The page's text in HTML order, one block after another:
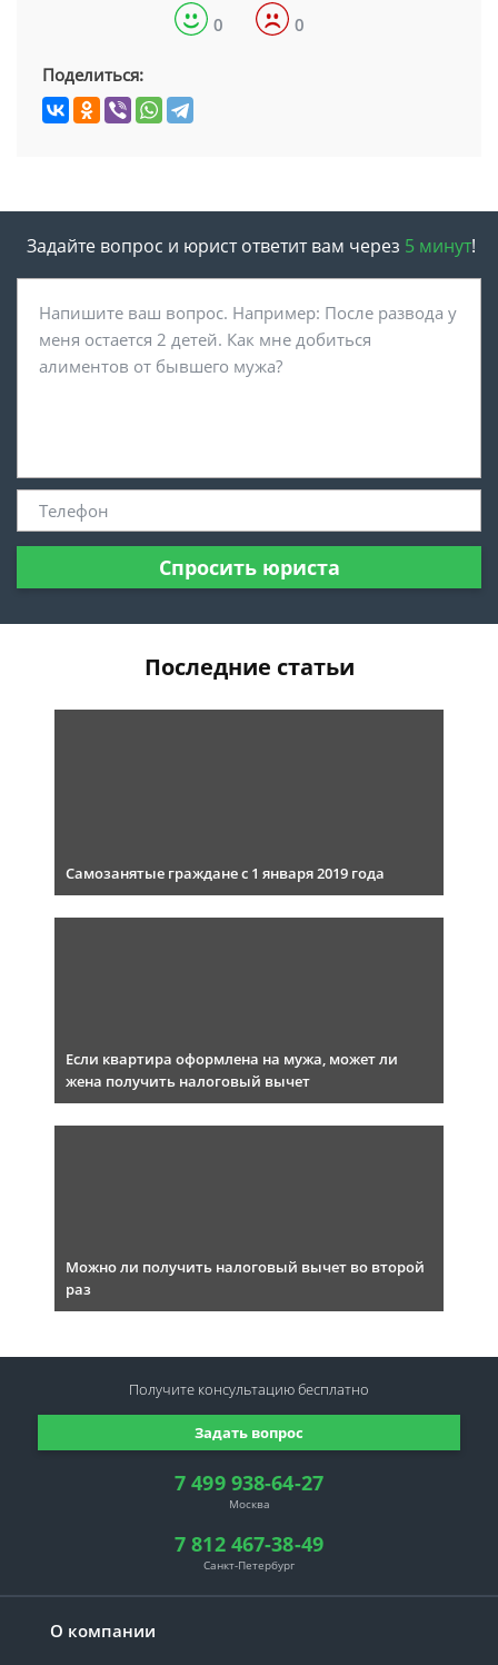
0 0
Поделиться:
Задайте вопрос и юрист ответит вам через 5 минут!
Спросить юриста
Последние статьи
Самозанятые граждане с 1 января 2019 года
Если квартира оформлена на мужа, может ли
жена получить налоговый вычет
Можно ли получить налоговый вычет во второй
раз
О компании
7 499 938-64-27
Москва
7 812 467-38-49
Санкт-Петербург
Задать вопрос
Получите консультациюбесплатно